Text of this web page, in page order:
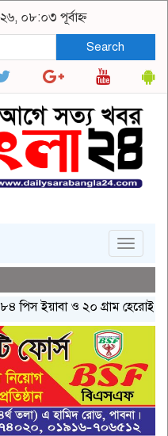
০৮:০৩ পূর্বাহ্ন
Search
Toggle
ইয়াবা ও ২০ গ্রাম হেরোইনসহ